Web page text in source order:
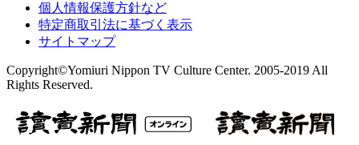
個人情報保護方針など
特定商取引法に基づく表示
サイトマップ
Copyright©Yomiuri Nippon TV Culture Center. 2005-2019 All
Rights Reserved.